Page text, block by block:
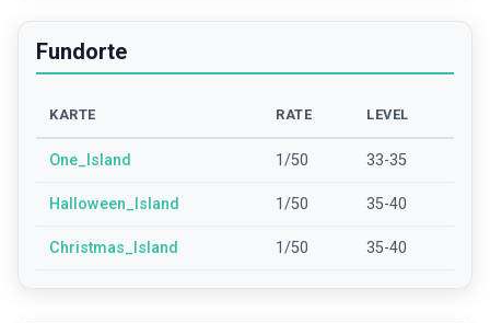
Fundorte
KARTE RATE LEVEL
One_Island 1/50 33-35
Halloween_Island 1/50 35-40
Christmas_Island 1/50 35-40